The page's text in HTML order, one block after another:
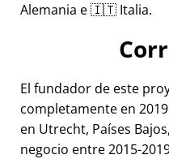
Alemania e 🇮🇹 Italia.
El fundador de este
completamente en
en Utrecht, Países
negocio entre 2015-